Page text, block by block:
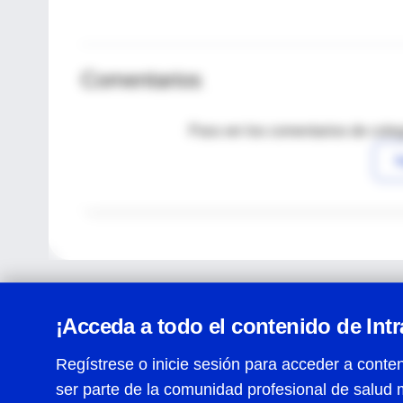
Comentarios
Para ver los comentarios de
¡Acceda a todo el contenido de
Regístrese o inicie sesión para acceder a
ser parte de la comunidad profesional de salud
Centro de Ayuda